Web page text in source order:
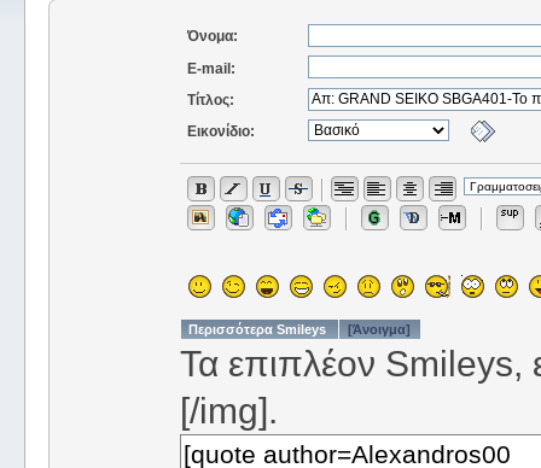
Όνομα:
E-mail:
Τίτλος:
Εικονίδιο:
Περισσότερα Smileys [Άνοιγμα]
Τα επιπλέον Smileys,
[/img].